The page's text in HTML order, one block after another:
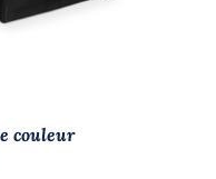
couleur